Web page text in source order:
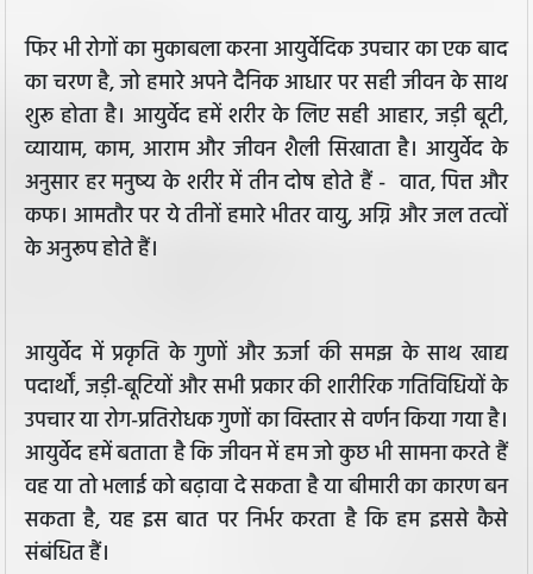
फिर भी रोगों का मुकाबला करना आयुर्वेदिक उपचार का एक बाद
का चरण है, जो हमारे अपने दैनिक आधार पर सही जीवन के साथ
शुरू होता है। आयुर्वेद हमें शरीर के लिए सही आहार, जड़ी बूटी,
व्यायाम, काम, आराम और जीवन शैली सिखाता है। आयुर्वेद के
अनुसार हर मनुष्य के शरीर में तीन दोष होते हैं - वात, पित्त और
कफ। आमतौर पर ये तीनों हमारे भीतर वायु, अग्नि और जल तत्वों
के अनुरूप होते हैं।
आयुर्वेद में प्रकृति के गुणों और ऊर्जा की समझ के साथ खाद्य
पदार्थों, जड़ी-बूटियों और सभी प्रकार की शारीरिक गतिविधियों के
उपचार या रोग-प्रतिरोधक गुणों का विस्तार से वर्णन किया गया है।
आयुर्वेद हमें बताता है कि जीवन में हम जो कुछ भी सामना करते हैं
वह या तो भलाई को बढ़ावा दे सकता है या बीमारी का कारण बन
सकता है, यह इस बात पर निर्भर करता है कि हम इससे कैसे
संबंधित हैं।